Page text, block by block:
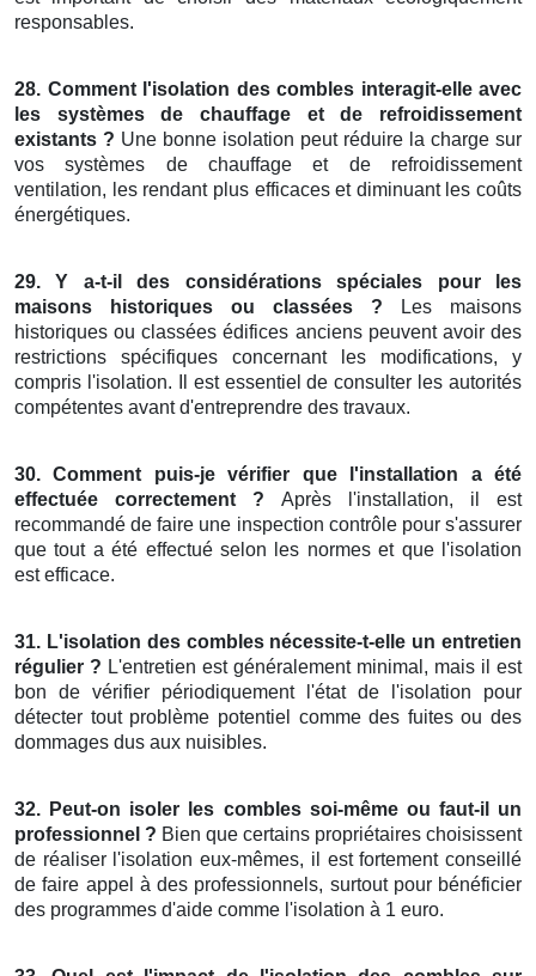
responsables.
28. Comment l'isolation des combles interagit-elle avec
les systèmes de chauffage et de refroidissement
existants ? Une bonne isolation peut réduire la charge sur
vos systèmes de chauffage et de refroidissement
ventilation, les rendant plus efficaces et diminuant les coûts
énergétiques.
29. Y a-t-il des considérations spéciales pour les
maisons historiques ou classées ? Les maisons
historiques ou classées édifices anciens peuvent avoir des
restrictions spécifiques concernant les modifications, y
compris l'isolation. Il est essentiel de consulter les autorités
compétentes avant d'entreprendre des travaux.
30. Comment puis-je vérifier que l'installation a été
effectuée correctement ? Après l'installation, il est
recommandé de faire une inspection contrôle pour s'assurer
que tout a été effectué selon les normes et que l'isolation
est efficace.
31. L'isolation des combles nécessite-t-elle un entretien
régulier ? L'entretien est généralement minimal, mais il est
bon de vérifier périodiquement l'état de l'isolation pour
détecter tout problème potentiel comme des fuites ou des
dommages dus aux nuisibles.
32. Peut-on isoler les combles soi-même ou faut-il un
professionnel ? Bien que certains propriétaires choisissent
de réaliser l'isolation eux-mêmes, il est fortement conseillé
de faire appel à des professionnels, surtout pour bénéficier
des programmes d'aide comme l'isolation à 1 euro.